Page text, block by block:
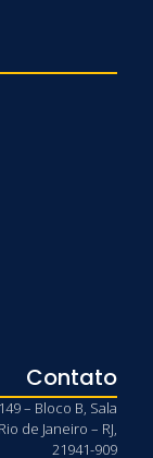
Contato
– Bloco B, Sala
de Janeiro – RJ,
21941-909